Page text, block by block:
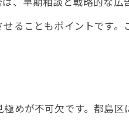
ることもポイントです
めが不可欠です。都島